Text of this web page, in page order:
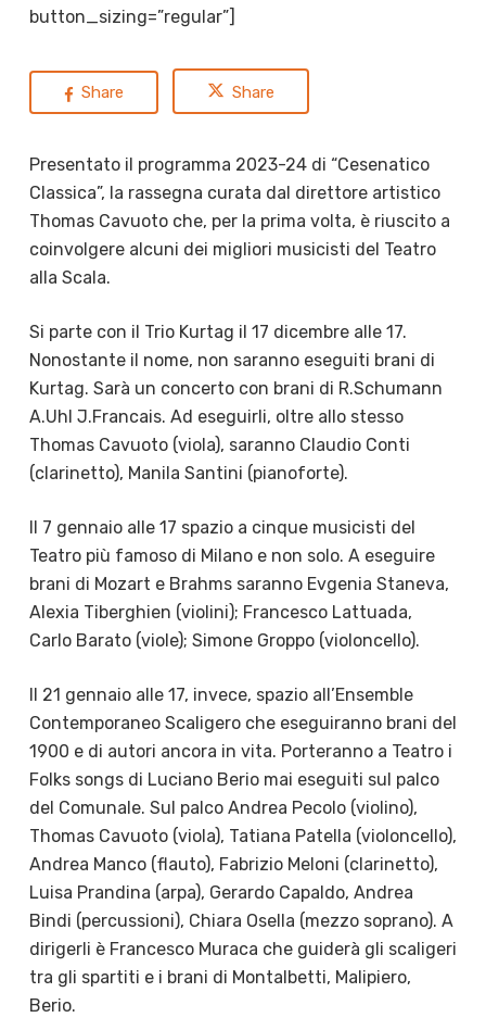
button_sizing=”regular”]
Share Share
Presentato il programma 2023-24 di “Cesenatico
Classica”, la rassegna curata dal direttore artistico
Thomas Cavuoto che, per la prima volta, è riuscito a
coinvolgere alcuni dei migliori musicisti del Teatro
alla Scala.
Si parte con il Trio Kurtag il 17 dicembre alle 17.
Nonostante il nome, non saranno eseguiti brani di
Kurtag. Sarà un concerto con brani di R.Schumann
A.Uhl J.Francais. Ad eseguirli, oltre allo stesso
Thomas Cavuoto (viola), saranno Claudio Conti
(clarinetto), Manila Santini (pianoforte).
Il 7 gennaio alle 17 spazio a cinque musicisti del
Teatro più famoso di Milano e non solo. A eseguire
brani di Mozart e Brahms saranno Evgenia Staneva,
Alexia Tiberghien (violini); Francesco Lattuada,
Carlo Barato (viole); Simone Groppo (violoncello).
Il 21 gennaio alle 17, invece, spazio all’Ensemble
Contemporaneo Scaligero che eseguiranno brani del
1900 e di autori ancora in vita. Porteranno a Teatro i
Folks songs di Luciano Berio mai eseguiti sul palco
del Comunale. Sul palco Andrea Pecolo (violino),
Thomas Cavuoto (viola), Tatiana Patella (violoncello),
Andrea Manco (flauto), Fabrizio Meloni (clarinetto),
Luisa Prandina (arpa), Gerardo Capaldo, Andrea
Bindi (percussioni), Chiara Osella (mezzo soprano). A
dirigerli è Francesco Muraca che guiderà gli scaligeri
tra gli spartiti e i brani di Montalbetti, Malipiero,
Berio.